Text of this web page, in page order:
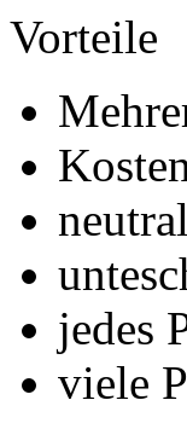
Vorteile
jedes
viele